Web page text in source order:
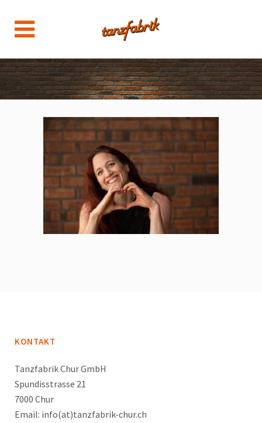
KONTAKT
Tanzfabrik Chur GmbH
Spundisstrasse 21
7000 Chur
Email: info(at)tanzfabrik-chur.ch